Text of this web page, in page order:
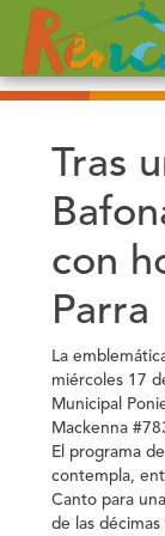
Tras
con
Parra
La
miércoles 17
Municipal
Mackenna
El programa
contempla,
Canto para
de las